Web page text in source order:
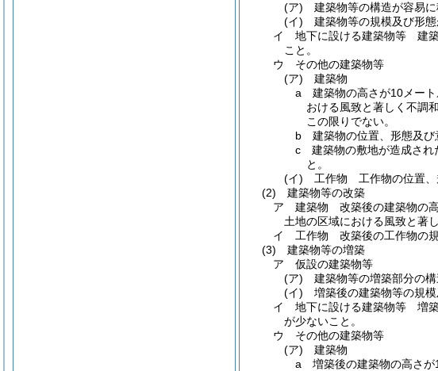
(ア)
建築物等の構造が容易
(イ)
建築物等の規模及び形
イ
地下に設ける建築物等 建
こと。
ウ
その他の建築物等
(ア)
建築物
a
建築物の高さが10メート
おける風致と著しく不調
この限りでない。
b
建築物の位置、形態及
c
建築物の敷地が造成さ
と。
(イ)
工作物 工作物の位置、
(2)
建築物等の改築
ア
建築物 改築後の建築物の
土地の区域における風致と著
イ
工作物 改築後の工作物の規
(3)
建築物等の増築
ア
仮設の建築物等
(ア)
建築物等の増築部分の
(イ)
増築後の建築物等の規
イ
地下に設ける建築物等 増
が少ないこと。
ウ
その他の建築物等
(ア)
建築物
a
増築後の建築物の高さ